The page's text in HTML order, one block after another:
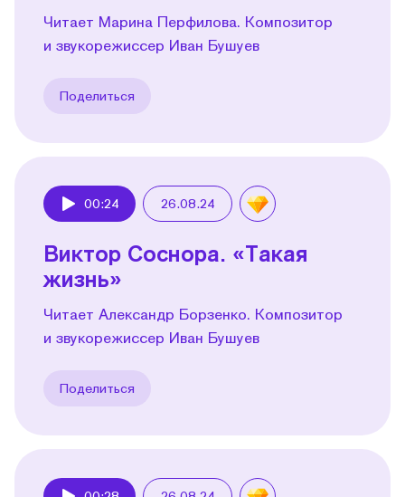
Читает Марина Перфилова. Композитор
и звукорежиссер Иван Бушуев
Поделиться
00:24 26.08.24
Виктор Соснора. «Такая
жизнь»
Читает Александр Борзенко. Композитор
и звукорежиссер Иван Бушуев
Поделиться